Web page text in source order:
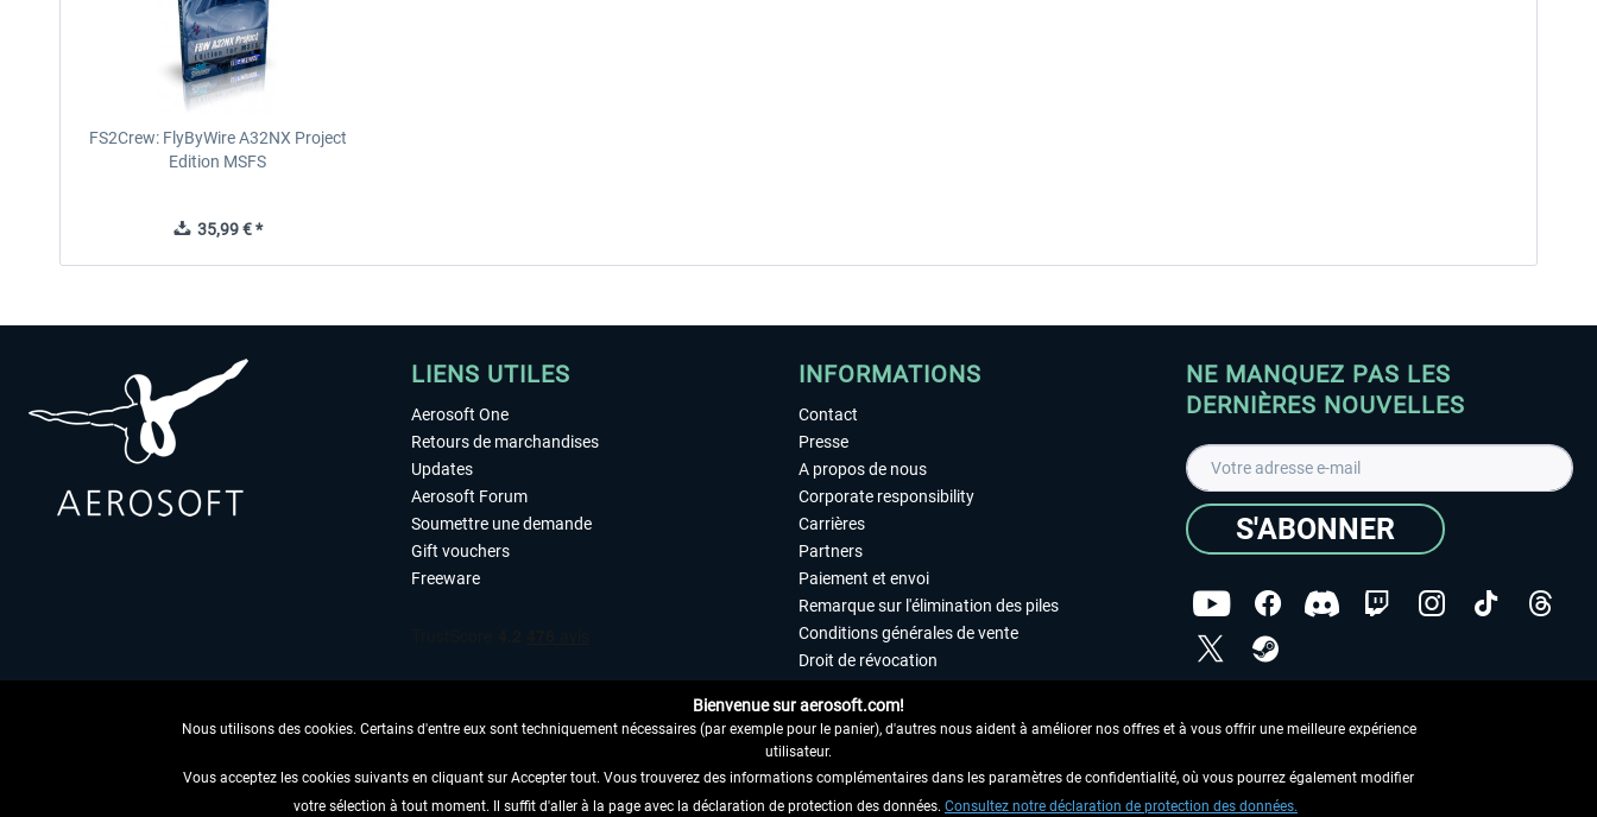
FS2Crew: FlyByWire A32NX Project
Edition MSFS
35,99 € *
LIENS UTILES
Aerosoft One
Retours de marchandises
Updates
Aerosoft Forum
Soumettre une demande
Gift vouchers
Freeware
RENONCER AU CONTRAT ICI
INFORMATIONS
Contact
Presse
A propos de nous
Corporate responsibility
Carrières
Partners
Paiement et envoi
Remarque sur l'élimination des piles
Conditions générales de vente
Droit de révocation
Accessibilité
Mentions légales
NE MANQUEZ PAS LES
DERNIÈRES NOUVELLES
S'ABONNER
Copyright © Aerosoft GmbH - Tous droits réservés
Bienvenue sur aerosoft.com!
Nous utilisons des cookies. Certains d'entre eux sont techniquement nécessaires (par exemple pour le panier), d'autres nous aident à améliorer nos offres et à vous offrir une meilleure expérience
utilisateur.
Vous acceptez les cookies suivants en cliquant sur Accepter tout. Vous trouverez des informations complémentaires dans les paramètres de confidentialité, où vous pourrez également modifier
votre sélection à tout moment. Il suffit d'aller à la page avec la déclaration de protection des données. Consultez notre déclaration de protection des données.